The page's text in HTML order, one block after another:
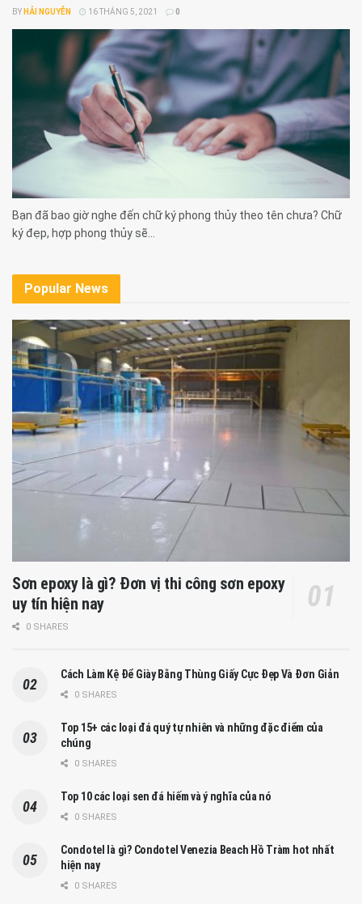
BY HẢI NGUYỄN 16 THÁNG 5, 2021 0
Bạn đã bao giờ nghe đến chữ ký phong thủy theo tên chưa? Chữ
ký đẹp, hợp phong thủy sẽ...
Popular News
Sơn epoxy là gì? Đơn vị thi công sơn epoxy
uy tín hiện nay
0 SHARES
Cách Làm Kệ Để Giày Bằng Thùng Giấy Cực Đẹp Và Đơn Giản
0 SHARES
Top 15+ các loại đá quý tự nhiên và những đặc điểm của
chúng
0 SHARES
Top 10 các loại sen đá hiếm và ý nghĩa của nó
0 SHARES
Condotel là gì? Condotel Venezia Beach Hồ Tràm hot nhất
hiện nay
0 SHARES